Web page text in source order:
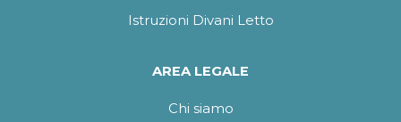
Istruzioni Divani Letto
AREA LEGALE
Chi siamo